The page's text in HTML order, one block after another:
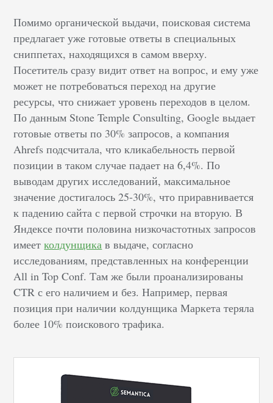
Помимо органической выдачи, поисковая система
предлагает уже готовые ответы в специальных
сниппетах, находящихся в самом вверху.
Посетитель сразу видит ответ на вопрос, и ему уже
может не потребоваться переход на другие
ресурсы, что снижает уровень переходов в целом.
По данным Stone Temple Consulting, Google выдает
готовые ответы по 30% запросов, а компания
Ahrefs подсчитала, что кликабельность первой
позиции в таком случае падает на 6,4%. По
выводам других исследований, максимальное
значение достигалось 25-30%, что приравнивается
к падению сайта с первой строчки на вторую. В
Яндексе почти половина низкочастотных запросов
имеетколдунщика в выдаче, согласно
исследованиям, представленных на конференции
All in Top Conf. Там же были проанализированы
CTR с его наличием и без. Например, первая
позиция при наличии колдунщика Маркета теряла
более 10% поискового трафика.